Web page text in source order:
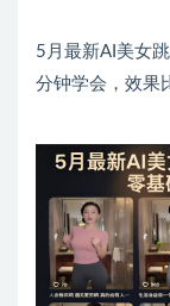
5月最新AI美女
分钟学会，效果